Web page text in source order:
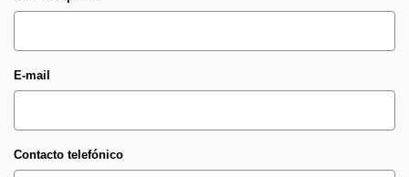
E-mail
Contacto telefónico